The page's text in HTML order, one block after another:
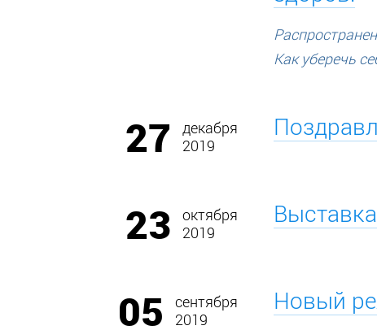
Как уберечь
27
декабря
2019
23
октября
2019
05
сентября
2019
Новый